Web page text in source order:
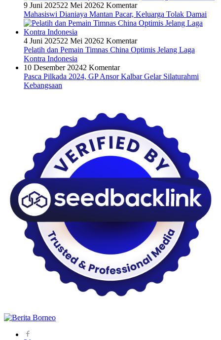
9 Juni 202522 Mei 20262 Komentar
Mahasiswi Dianiaya Mantan Pacar, Keluarga Tolak Damai
4 Juni 202522 Mei 20262 Komentar
Pelatih dan Pemain Timnas China Optimis Jelang Laga
Kontra Indonesia
10 Desember 20242 Komentar
Pasca Pilkada 2024, GP Ansor Kalbar Gelar Silaturahmi
Kebangsaan